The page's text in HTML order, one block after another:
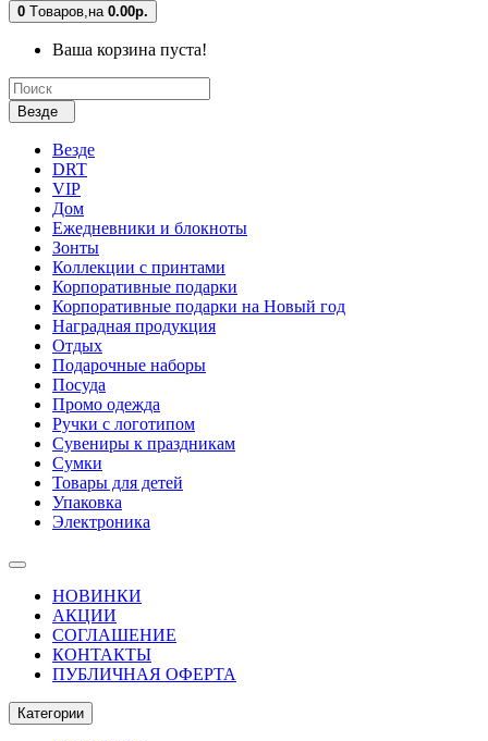
0 Tоваров,на 0.00р.
Ваша корзина пуста!
Везде
Везде
DRT
VIP
Дом
Ежедневники и блокноты
Зонты
Коллекции с принтами
Корпоративные подарки
Корпоративные подарки на Новый год
Наградная продукция
Отдых
Подарочные наборы
Посуда
Промо одежда
Ручки с логотипом
Сувениры к праздникам
Сумки
Товары для детей
Упаковка
Электроника
НОВИНКИ
АКЦИИ
СОГЛАШЕНИЕ
КОНТАКТЫ
ПУБЛИЧНАЯ ОФЕРТА
Категории